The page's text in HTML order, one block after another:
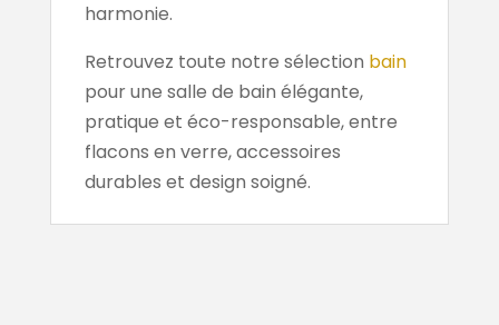
harmonie.
Retrouvez toute notre sélection bain
pour une salle de bain élégante,
pratique et éco-responsable, entre
flacons en verre, accessoires
durables et design soigné.